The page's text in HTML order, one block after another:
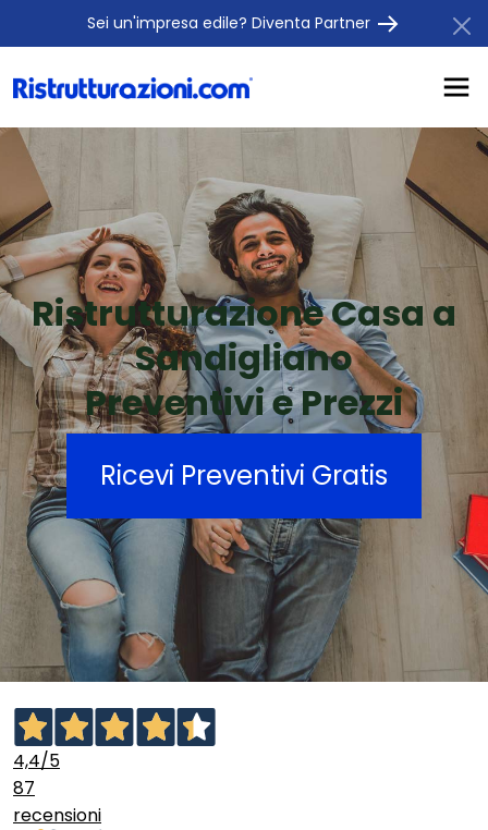
Sei un'impresa edile? Diventa Partner
Ristrutturazione Casa a
Sandigliano
Preventivi e Prezzi
Ricevi Preventivi Gratis
4,4/5
87
recensioni